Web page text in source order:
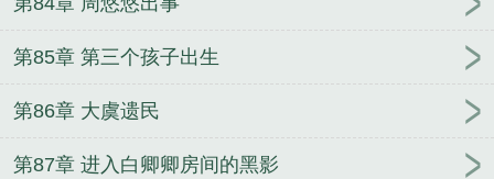
第85章 第三个孩子出生
第86章 大虞遗民
第87章 进入白卿卿房间的黑影